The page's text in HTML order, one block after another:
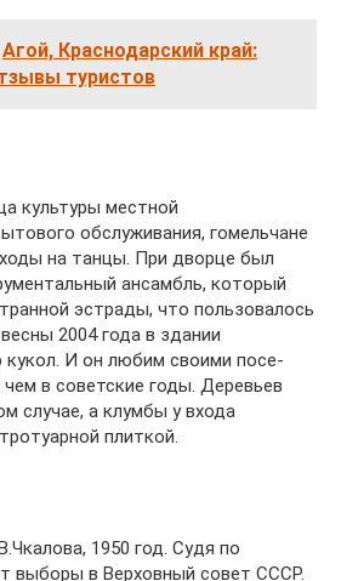
Агой, Краснодарский край:
туристов
культуры местной
обслуживания, гомельчане
на танцы. При дворце был
ансамбль, который
эстрады, что пользовалось
2004 года в здании
кукол. И он любим своими посе­
в советские годы. Деревьев
случае, а клумбы у входа
плиткой.
1950 год. Судя по
выборы в Вер­ховный совет СССР.